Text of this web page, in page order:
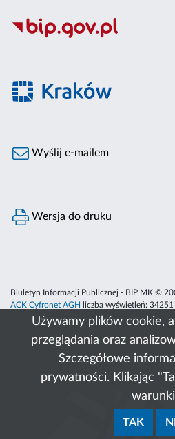
Używamy plików cookie,
przeglądania oraz
Szczegółowe
prywatności. Klikając
TAK
Wyślij e-mailem
Wersja do druku
Biuletyn Informacji Publicznej - BIP MK ©
ACK Cyfronet AGH liczba wyświetleń: 34251